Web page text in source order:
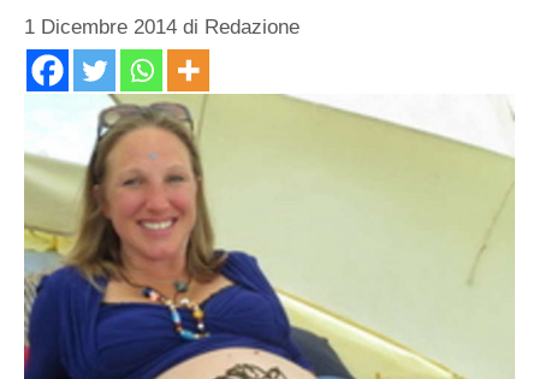
1 Dicembre 2014 di Redazione